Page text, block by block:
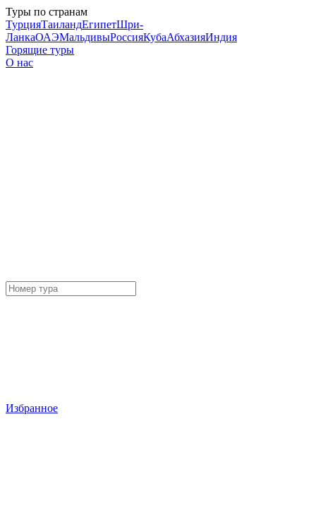
Туры по странам
ТурцияТаиландЕгипетШри-
ЛанкаОАЭМальдивыРоссияКубаАбхазияИндия
Горящие туры
О нас
Избранное